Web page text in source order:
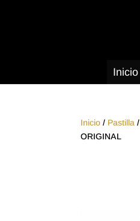
Inicio
Inicio / Pastilla /
ORIGINAL